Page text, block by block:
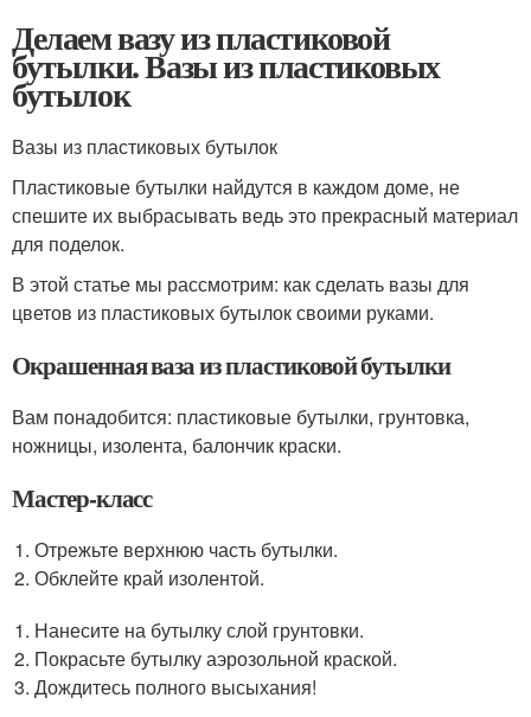
Делаем вазу из пластиковой
бутылки. Вазы из пластиковых
бутылок
Вазы из пластиковых бутылок
Пластиковые бутылки найдутся в каждом доме, не
спешите их выбрасывать ведь это прекрасный материал
для поделок.
В этой статье мы рассмотрим: как сделать вазы для
цветов из пластиковых бутылок своими руками.
Окрашенная ваза из пластиковой бутылки
Вам понадобится: пластиковые бутылки, грунтовка,
ножницы, изолента, балончик краски.
Мастер-класс
Отрежьте верхнюю часть бутылки.
Обклейте край изолентой.
Нанесите на бутылку слой грунтовки.
Покрасьте бутылку аэрозольной краской.
Дождитесь полного высыхания!